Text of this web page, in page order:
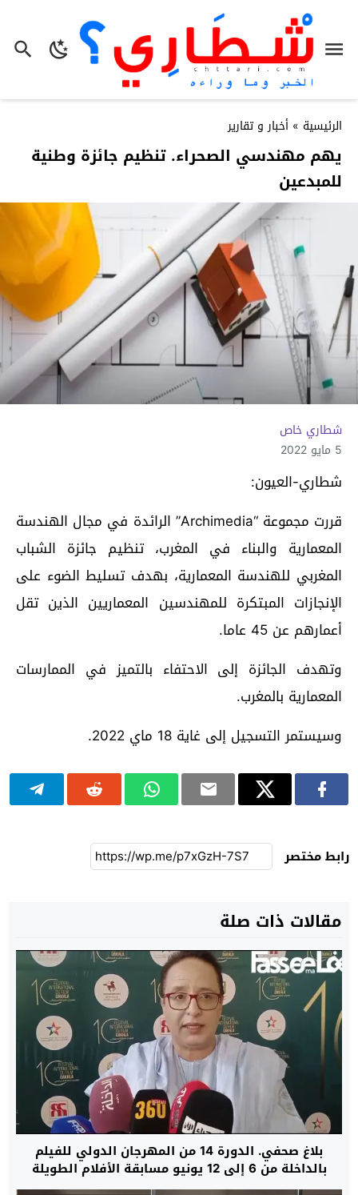
الرئيسية » أخبار و تقارير
يهم مهندسي الصحراء. تنظيم جائزة وطنية
للمبدعين
شطاري خاص
5 مايو 2022
شطاري-العيون:
قررت مجموعة “Archimedia” الرائدة في مجال الهندسة
المعمارية والبناء في المغرب، تنظيم جائزة الشباب
المغربي للهندسة المعمارية، بهدف تسليط الضوء على
الإنجازات المبتكرة للمهندسين المعماريين الذين تقل
أعمارهم عن 45 عاما.
وتهدف الجائزة إلى الاحتفاء بالتميز في الممارسات
المعمارية بالمغرب.
وسيستمر التسجيل إلى غاية 18 ماي 2022.
رابط مختصر
مقالات ذات صلة
بلاغ صحفي. الدورة 14 من المهرجان الدولي للفيلم
بالداخلة من 6 إلى 12 يونيو مسابقة الأفلام الطويلة
والوثائقية ولقاءات للمهنيين